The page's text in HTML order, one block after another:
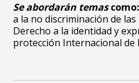
Se abordarán temascomo:
a la no discriminación de
Derecho a la identidad y
protección Internacional de